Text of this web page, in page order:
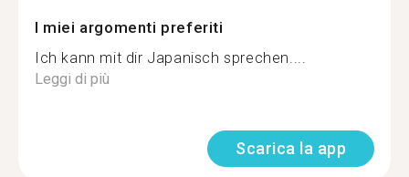
I miei argomenti preferiti
Ich kann mit dir Japanisch sprechen....
Leggi di più
Scarica la app